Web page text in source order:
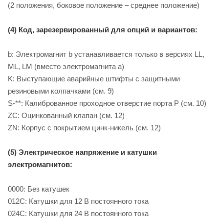
(2 положения, боковое положение – среднее положение)
(4) Код, зарезервированный для опций и вариантов:
b: Электромагнит b устанавливается только в версиях LL,
ML, LM (вместо электромагнита a)
K: Выступающие аварийные штифты с защитными
резиновыми колпачками (см. 9)
S-**: Калиброванное проходное отверстие порта P (см. 10)
ZC: Оцинкованный клапан (см. 12)
ZN: Корпус с покрытием цинк-никель (см. 12)
(5) Электрическое напряжение и катушки
электромагнитов:
0000: Без катушек
012C: Катушки для 12 B постоянного тока
024C: Катушки для 24 B постоянного тока